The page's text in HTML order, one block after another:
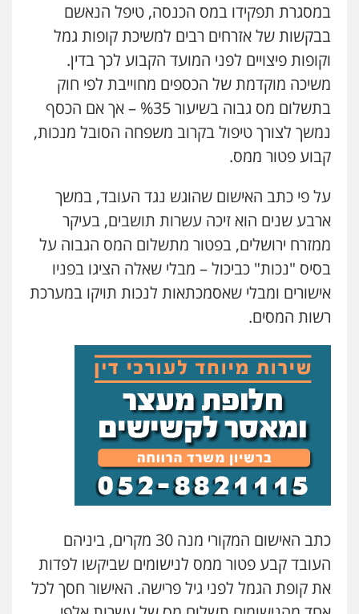
אלי אונגר משרד עו"ד
פלילי פשיעה חמורה מעצרים מנהלי רישוי
עסקים
0507302623
עו"ד שרון נהרי
פלילי צווארון לבן כלכלי פשיעה כלכלית
בינלאומי הליכי הסגרה
עו"ד (רו"ח) יואב ציוני
עבירות מס הלבנת הון שומות וערעורי מס
0505430819
עו"ד פאדי בראנסי
0524122241
עו"ד ד"ר איתן פינקלשטיין
כלכלי הלבנת הון חילוט
0507061374
עו"ד ירון גיגי
פלילי צווארון לבן מעצרים הליכי הסגרה
מצגר ושות', חברת עורכי דין
נדל"ן / עסקים משפחה תעבורה כלכלי
הוצאה לפועל
במסגרת תפקידו במס הכנסה, טיפל הנאשם
בבקשות של אזרחים רבים למשיכת קופות גמל
וקופות פיצויים לפני המועד הקבוע לכך בדין.
משיכה מוקדמת של הכספים מחוייבת לפי חוק
בתשלום מס גבוה בשיעור %35 – אך אם הכסף
נמשך לצורך טיפול בקרוב משפחה הסובל מנכות,
קבוע פטור ממס.
על פי כתב האישום שהוגש נגד העובד, במשך
ארבע שנים הוא זיכה עשרות תושבים, בעיקר
ממזרח ירושלים, בפטור מתשלום המס הגבוה על
בסיס "נכות" כביכול – מבלי שאלה הציגו בפניו
אישורים ומבלי שאסמכתאות לנכות תויקו במערכת
רשות המסים.
כתב האישום המקורי מנה 30 מקרים, ביניהם
העובד קבע פטור ממס לנישומים שביקשו לפדות
את קופת הגמל לפני גיל פרישה. האישור חסך לכל